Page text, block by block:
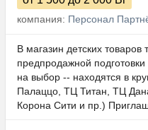
компания: Персонал
В магазин детских товаров
предпродажной
на выбор -- находятся в
Палаццо, ТЦ Титан, ТЦ
Корона Сити и пр.)